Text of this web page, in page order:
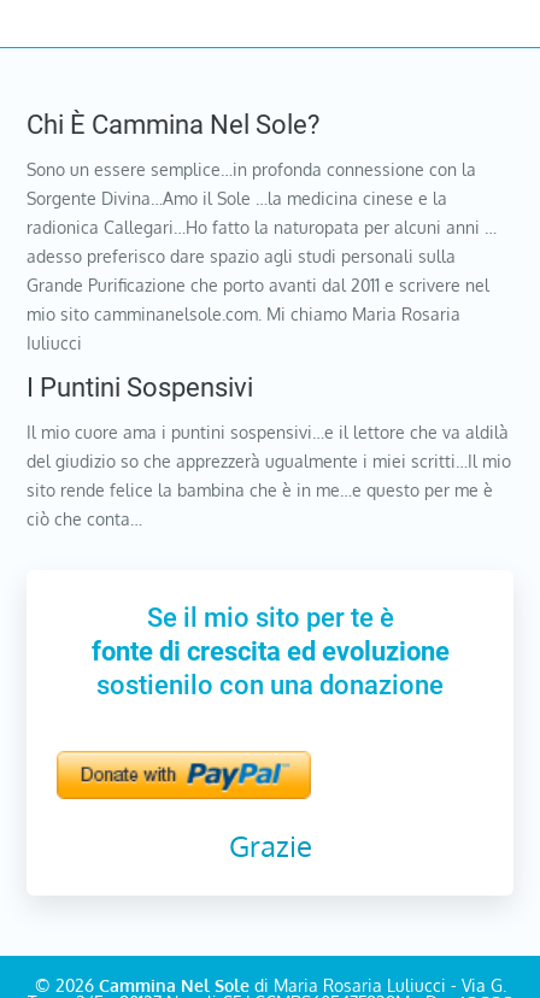
Chi È Cammina Nel Sole?
Sono un essere semplice…in profonda connessione con la
Sorgente Divina…Amo il Sole …la medicina cinese e la
radionica Callegari…Ho fatto la naturopata per alcuni anni …
adesso preferisco dare spazio agli studi personali sulla
Grande Purificazione che porto avanti dal 2011 e scrivere nel
mio sito camminanelsole.com. Mi chiamo Maria Rosaria
Iuliucci
I Puntini Sospensivi
Il mio cuore ama i puntini sospensivi…e il lettore che va aldilà
del giudizio so che apprezzerà ugualmente i miei scritti…Il mio
sito rende felice la bambina che è in me…e questo per me è
ciò che conta…
Se il mio sito per te è
fonte di crescita ed evoluzione
sostienilo con una donazione
Grazie
© 2026 Cammina Nel Soledi Maria Rosaria Luliucci - Via G.